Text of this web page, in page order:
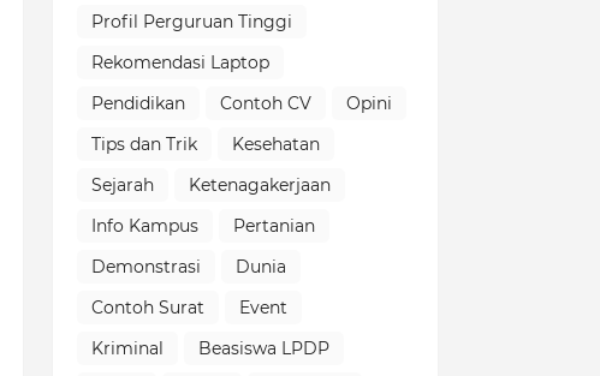
Profil Perguruan Tinggi
Rekomendasi Laptop
Pendidikan
Contoh CV
Opini
Tips dan Trik
Kesehatan
Sejarah
Ketenagakerjaan
Info Kampus
Pertanian
Demonstrasi
Dunia
Contoh Surat
Event
Kriminal
Beasiswa LPDP